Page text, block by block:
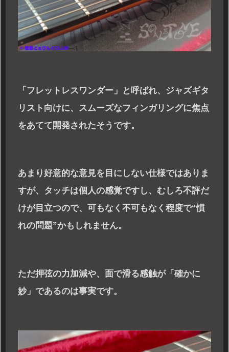
「フレットレスワンダー」と呼ばれ、ジャズギタ
リスト向けに、スムーズなフィンガリングに焦点
をあてて開発されたそうです。
あまり好意的な意見を目にしない仕様ではありま
すが、タッチは個人の感覚ですし、むしろ不評だ
けが目立つので、可もなく不可もなく程度で“慣
れの問題”かもしれません。
ただ押弦の力加減や、面で滑る感触が「確かに
妙」であるのは事実です。